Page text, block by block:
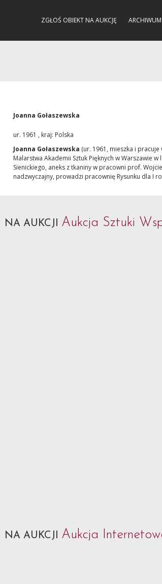
ZGŁOŚ OBIEKT NA AUKCJĘ
Joanna Gołaszewska
ur. 1961 , kraj: Polska
Joanna Gołaszewska (ur. 1961, mieszka i
Malarstwa Akademii Sztuk Pięknych w Warszawie
Sienickiego, aneks z tkaniny w pracowni prof.
nadzwyczajny, prowadzi pracownię Rysunku dla I
NA AUKCJI Aukcja Sztuki
NA AUKCJI Aukcja